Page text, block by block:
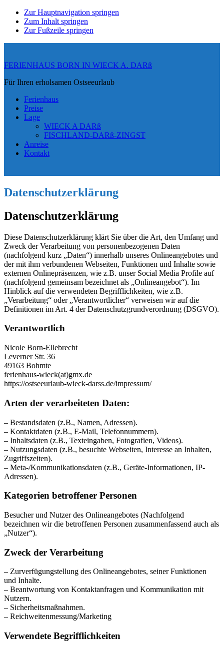
Zur Hauptnavigation springen
Zum Inhalt springen
Zur Fußzeile springen
FERIENHAUS BORN IN WIECK A. DARß
Für Ihren erholsamen Ostseeurlaub
Ferienhaus
Preise
Lage
WIECK A DARß
FISCHLAND-DARß-ZINGST
Anreise
Kontakt
Datenschutzerklärung
Datenschutzerklärung
Diese Datenschutzerklärung klärt Sie über die Art, den Umfang und
Zweck der Verarbeitung von personenbezogenen Daten
(nachfolgend kurz „Daten“) innerhalb unseres Onlineangebotes und
der mit ihm verbundenen Webseiten, Funktionen und Inhalte sowie
externen Onlinepräsenzen, wie z.B. unser Social Media Profile auf
(nachfolgend gemeinsam bezeichnet als „Onlineangebot“). Im
Hinblick auf die verwendeten Begrifflichkeiten, wie z.B.
„Verarbeitung“ oder „Verantwortlicher“ verweisen wir auf die
Definitionen im Art. 4 der Datenschutzgrundverordnung (DSGVO).
Verantwortlich
Nicole Born-Ellebrecht
Leverner Str. 36
49163 Bohmte
ferienhaus-wieck(at)gmx.de
https://ostseeurlaub-wieck-darss.de/impressum/
Arten der verarbeiteten Daten:
– Bestandsdaten (z.B., Namen, Adressen).
– Kontaktdaten (z.B., E-Mail, Telefonnummern).
– Inhaltsdaten (z.B., Texteingaben, Fotografien, Videos).
– Nutzungsdaten (z.B., besuchte Webseiten, Interesse an Inhalten,
Zugriffszeiten).
– Meta-/Kommunikationsdaten (z.B., Geräte-Informationen, IP-
Adressen).
Kategorien betroffener Personen
Besucher und Nutzer des Onlineangebotes (Nachfolgend
bezeichnen wir die betroffenen Personen zusammenfassend auch als
„Nutzer“).
Zweck der Verarbeitung
– Zurverfügungstellung des Onlineangebotes, seiner Funktionen
und Inhalte.
– Beantwortung von Kontaktanfragen und Kommunikation mit
Nutzern.
– Sicherheitsmaßnahmen.
– Reichweitenmessung/Marketing
Verwendete Begrifflichkeiten